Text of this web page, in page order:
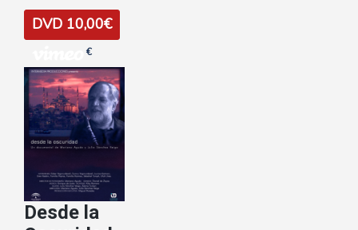
DVD 10,00€
€
Desde la